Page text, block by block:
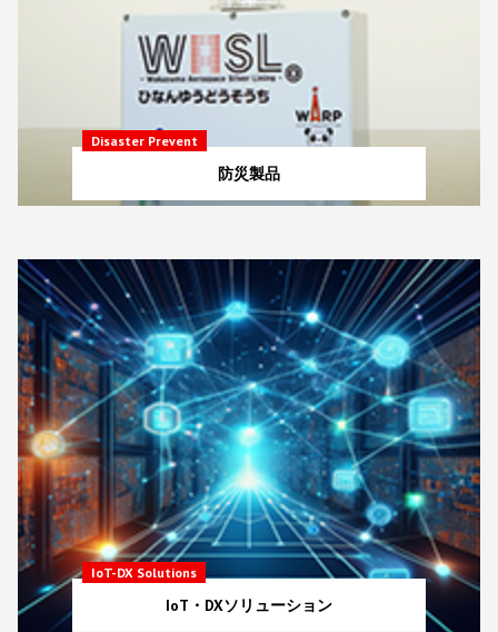
Disaster Prevent
防災製品
IoT-DX Solutions
IoT・DXソリューション